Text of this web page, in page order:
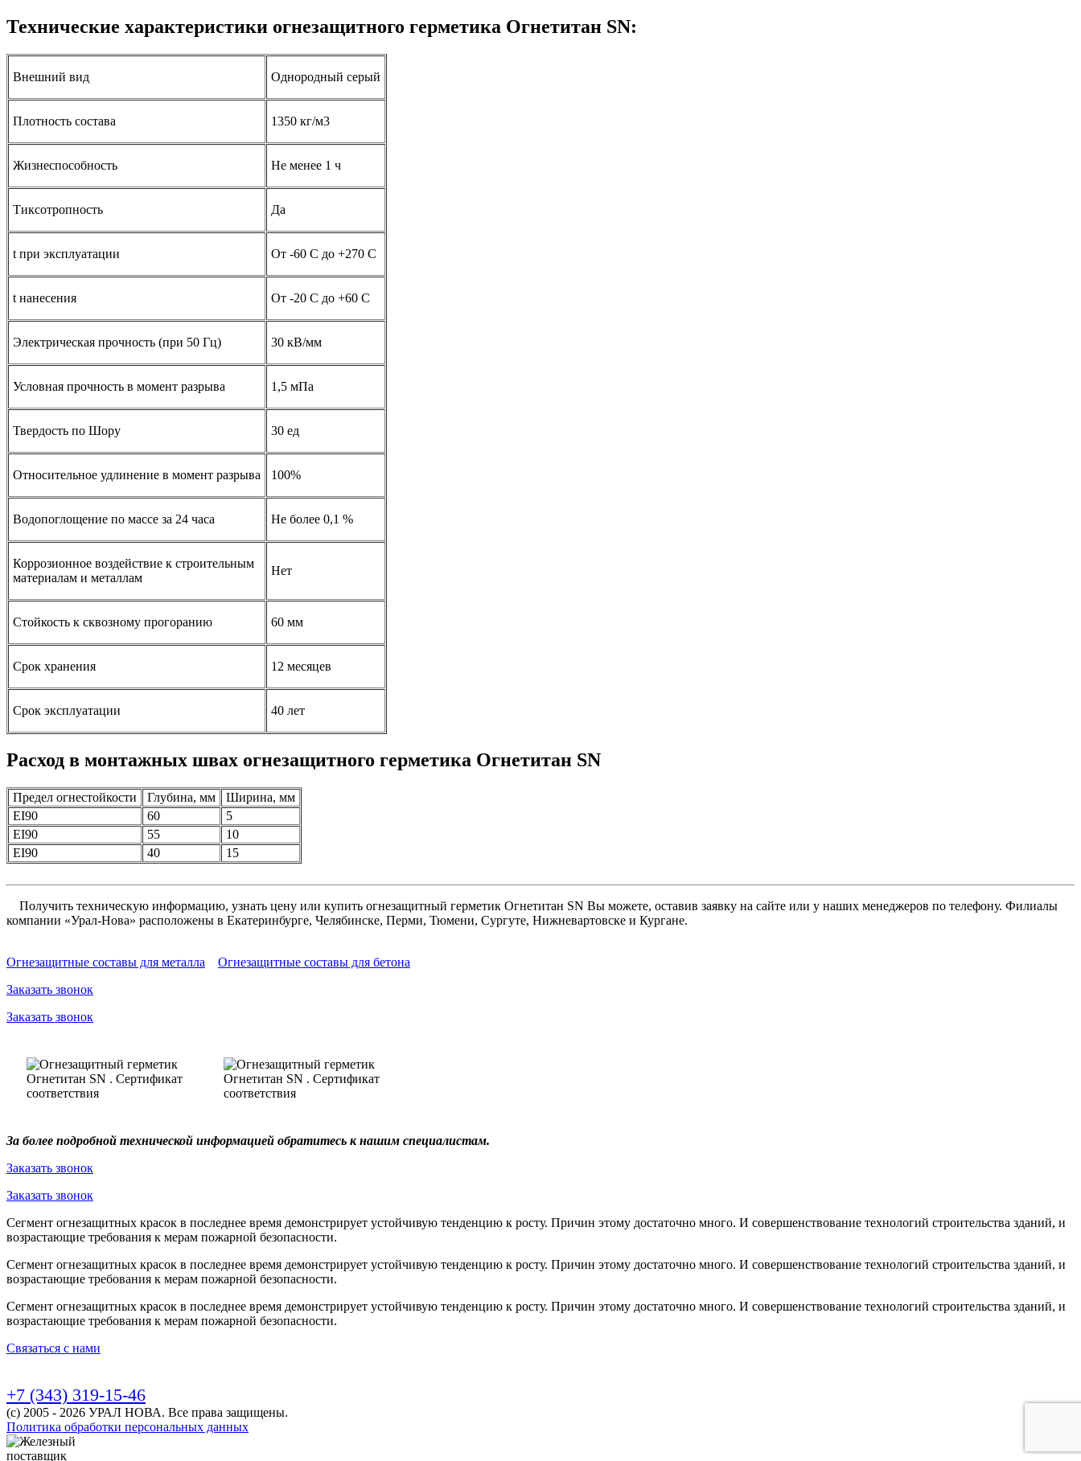
Технические характеристики огнезащитного герметика Огнетитан SN:
Внешний вид Однородный серый
Плотность состава 1350 кг/м3
Жизнеспособность Не менее 1 ч
Тиксотропность Да
t при эксплуатации От -60 С до +270 С
t нанесения От -20 C до +60 C
Электрическая прочность (при 50 Гц) 30 кВ/мм
Условная прочность в момент разрыва 1,5 мПа
Твердость по Шору 30 ед
Относительное удлинение в момент разрыва 100%
Водопоглощение по массе за 24 часа Не более 0,1 %
Коррозионное воздействие к строительным
материалам и металлам
Нет
Стойкость к сквозному прогоранию 60 мм
Срок хранения 12 месяцев
Срок эксплуатации 40 лет
Расход в монтажных швах огнезащитного герметика Огнетитан SN
Предел огнестойкости Глубина, мм
Ширина, мм
EI90
60
5
EI90
55
10
EI90
40 15
Получить техническую информацию, узнать цену или купить огнезащитный герметик Огнетитан SN Вы можете, оставив заявку на сайте или у наших менеджеров по телефону. Филиалы
компании «Урал-Нова» расположены в Екатеринбурге, Челябинске, Перми, Тюмени, Сургуте, Нижневартовске и Кургане.
Огнезащитные составы для металла
Огнезащитные составы для бетона
Заказать звонок
Заказать звонок
За более подробной технической информацией обратитесь к нашим специалистам.
Заказать звонок
Заказать звонок
Сегмент огнезащитных красок в последнее время демонстрирует устойчивую тенденцию к росту. Причин этому достаточно много. И совершенствование технологий строительства зданий, и
возрастающие требования к мерам пожарной безопасности.
Сегмент огнезащитных красок в последнее время демонстрирует устойчивую тенденцию к росту. Причин этому достаточно много. И совершенствование технологий строительства зданий, и
возрастающие требования к мерам пожарной безопасности.
Сегмент огнезащитных красок в последнее время демонстрирует устойчивую тенденцию к росту. Причин этому достаточно много. И совершенствование технологий строительства зданий, и
возрастающие требования к мерам пожарной безопасности.
Связаться с нами
+7 (343) 319-15-46
(с) 2005 - 2026 УРАЛ НОВА. Все права защищены.
Политика обработки персональных данных